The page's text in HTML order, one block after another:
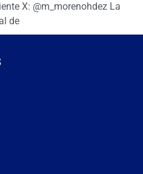
X: @m_morenohdez La
de